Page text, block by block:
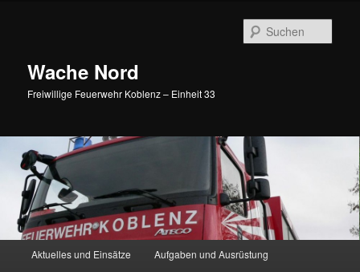
Wache Nord
Freiwillige Feuerwehr Koblenz – Einheit 33
Zum Inhalt wechseln
Zum sekundären Inhalt wechseln
Aktuelles und Einsätze Aufgaben und Ausrüstung